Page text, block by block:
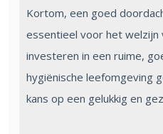
Kortom, een goed
essentieel voor het welzijn
investeren in een ruime,
hygiënische leefomgeving
kans op een gelukkig en